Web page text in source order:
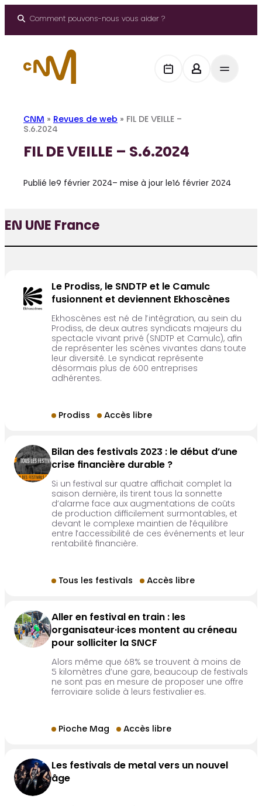
Comment pouvons-nous vous aider ?
CNM » Revues de web » FIL DE VEILLE –
S.6.2024
FIL DE VEILLE – S.6.2024
Publié le9 février 2024– mise à jour le16 février 2024
EN UNE France
Le Prodiss, le SNDTP et le Camulc
fusionnent et deviennent Ekhoscènes
Ekhoscènes est né de l’intégration, au sein du
Prodiss, de deux autres syndicats majeurs du
spectacle vivant privé (SNDTP et Camulc), afin
de représenter les scènes vivantes dans toute
leur diversité. Le syndicat représente
désormais plus de 600 entreprises
adhérentes.
Prodiss Accès libre
Bilan des festivals 2023 : le début d’une
crise financière durable ?
Si un festival sur quatre affichait complet la
saison dernière, ils tirent tous la sonnette
d’alarme face aux augmentations de coûts
de production difficilement surmontables, et
devant le complexe maintien de l’équilibre
entre l’accessibilité de ces événements et leur
rentabilité financière.
Tous les festivals Accès libre
Aller en festival en train : les
organisateur·ices montent au créneau
pour solliciter la SNCF
Alors même que 68% se trouvent à moins de
5 kilomètres d’une gare, beaucoup de festivals
ne sont pas en mesure de proposer une offre
ferroviaire solide à leurs festivalier·es.
Pioche Mag Accès libre
Les festivals de metal vers un nouvel
âge